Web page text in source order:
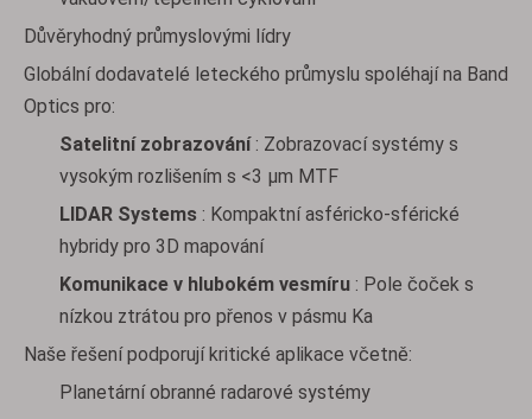
Důvěryhodný průmyslovými lídry
Globální dodavatelé leteckého průmyslu spoléhají na Band
Optics pro:
Satelitní zobrazování: Zobrazovací systémy s
vysokým rozlišením s <3 μm MTF
LIDAR Systems : Kompaktní asféricko-sférické
hybridy pro 3D mapování
Komunikace v hlubokém vesmíru : Pole čoček s
nízkou ztrátou pro přenos v pásmu Ka
Naše řešení podporují kritické aplikace včetně:
Planetární obranné radarové systémy